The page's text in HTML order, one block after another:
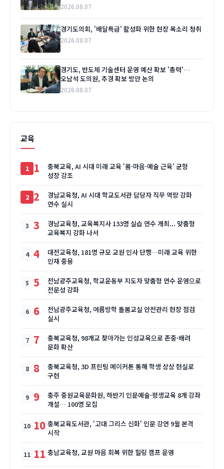
2026.08.07
경기도의회, '배달특급' 활성화 위한 현장 목소리 청취
2026.08.07
경기도, 반도체 기술센터 운영 예산 확보 '총력'…
오남석 도의원, 추경 확보 방안 논의
2026.08.07
교육
1
충북교육, AI 시대 미래 교육 '몸·마음·예술 근육' 균형
성장 강조
2
경남교육청, AI 시대 학교도서관 담당자 직무 역량 강화
연수 실시
3
경남교육청, 교육복지사 133명 실습 연수 개최... 맞춤형
교육복지 강화 나서
4
대전교육청, 181명 규모 교원 인사 단행…미래 교육 위한
인재 중용
5
전남광주교육청, 학교운동부 지도자 맞춤형 연수 운영으로
전문성 강화
6
전남광주교육청, 여름방학 돌봄교실 안전관리 현장 점검
실시
7
충북교육청, 98개교 찾아가는 인성교육으로 존중·배려
문화 확산
8
충북교육청, 3D 프린팅 메이커톤 통해 학생 상상 현실로
구현
9
충주 중원교육문화원, 하반기 인문예술·평생교육 8개 강좌
개설… 100명 모집
10 충북교육도서관, '고대 그리스 신화' 인문 강연 9월 본격
시작
11 충남교육청, 교원 마음 회복 위한 힐링 캠프 운영